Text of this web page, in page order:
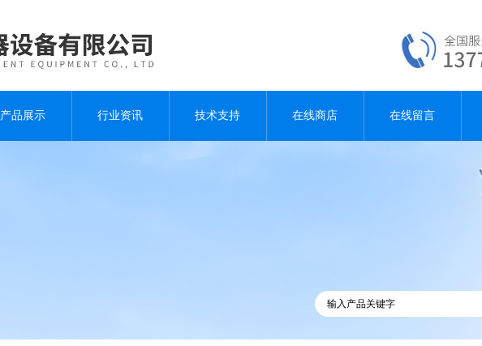
产品展示 行业资讯 技术支持 在线商店 在线留言